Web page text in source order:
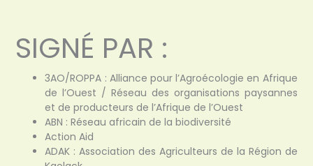
SIGNÉ PAR :
3AO/ROPPA : Alliance pour l’Agroécologie en Afrique
de l’Ouest / Réseau des organisations paysannes
et de producteurs de l’Afrique de l’Ouest
ABN : Réseau africain de la biodiversité
Action Aid
ADAK : Association des Agriculteurs de la Région de